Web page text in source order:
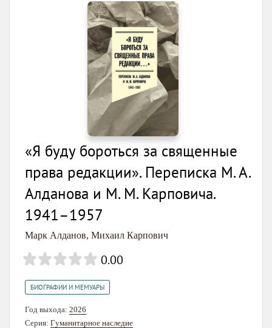
«Я буду бороться за священные
права редакции». Переписка М. А.
Алданова и М. М. Карповича.
1941–1957
Марк Алданов, Михаил Карпович
0.00
БИОГРАФИИ И МЕМУАРЫ
Год выхода: 2026
Серия: Гуманитарное наследие